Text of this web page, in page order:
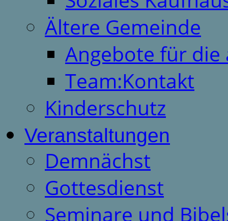
Ältere Gemeinde
Angebote für
Team:Kontakt
Kinderschutz
Veranstaltungen
Demnächst
Gottesdienst
Seminare und